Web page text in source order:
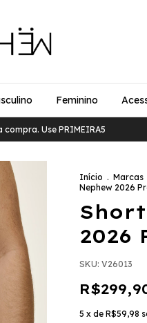
Feminino
compra. Use PRIMEIRA5
Início . Marcas
Nephew 2026
2026
SKU: V26013
5 x de R$59,98